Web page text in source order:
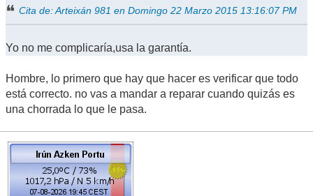
Cita de: Arteixán 981 en Domingo 22 Marzo 2015 13:16:07 PM
Yo no me complicaría,usa la garantía.
Hombre, lo primero que hay que hacer es verificar que todo
está correcto. no vas a mandar a reparar cuando quizás es
una chorrada lo que le pasa.